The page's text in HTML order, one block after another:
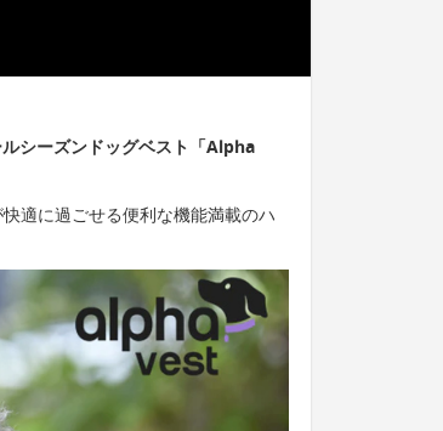
シーズンドッグベスト「Alpha
適に過ごせる便利な機能満載のハ